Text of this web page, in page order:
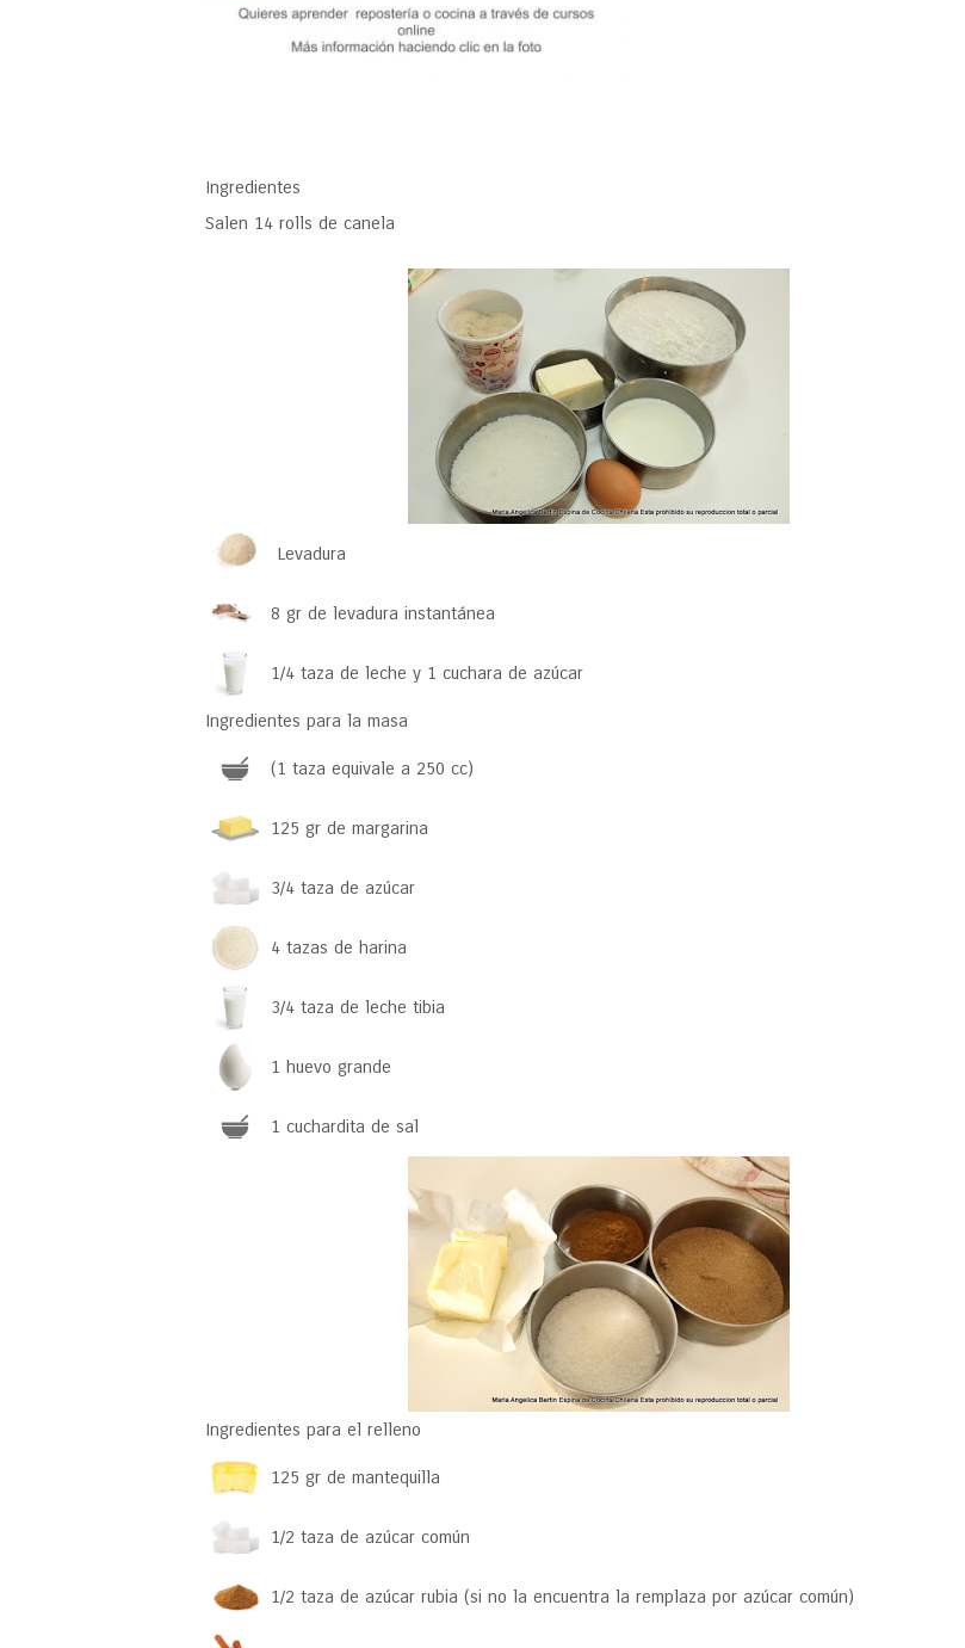
Ingredientes
Salen 14 rolls de canela
Levadura
8 gr de levadura instantánea
1/4 taza de leche y 1 cuchara de azúcar
Ingredientes para la masa
(1 taza equivale a 250 cc)
125 gr de margarina
3/4 taza de azúcar
4 tazas de harina
3/4 taza de leche tibia
1 huevo grande
1 cuchardita de sal
Ingredientes para el relleno
125 gr de mantequilla
1/2 taza de azúcar común
1/2 taza de azúcar rubia (si no la encuentra la remplaza por azúcar común)